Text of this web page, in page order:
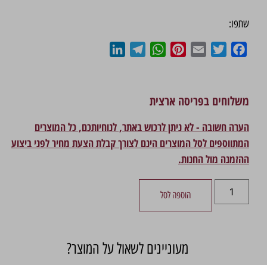
שתפו:
Facebook
Twitter
Email
Pinterest
WhatsApp
Telegram
משלוחים בפריסה ארצית
הערה חשובה - לא ניתן לרכוש באתר, לנוחיותכם, כל המוצרים
המתווספים לסל המוצרים הינם לצורך קבלת הצעת מחיר לפני ביצוע
ההזמנה מול החנות.
הוספה לסל
מעוניינים לשאול על המוצר?